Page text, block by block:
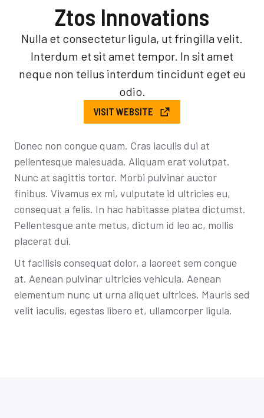
Ztos Innovations
Nulla et consectetur ligula, ut fringilla velit.
Interdum et sit amet tempor. In sit amet
neque non tellus interdum tincidunt eget eu
odio.
VISIT WEBSITE
Donec non congue quam. Cras iaculis dui at
pellentesque malesuada. Aliquam erat volutpat.
Nunc at sagittis tortor. Morbi pulvinar auctor
finibus. Vivamus ex mi, vulputate id ultricies eu,
consequat a felis. In hac habitasse platea dictumst.
Pellentesque ante metus, dictum id leo ac, mollis
placerat dui.
Ut facilisis consequat dolor, a laoreet sem congue
at. Aenean pulvinar ultricies vehicula. Aenean
elementum nunc ut urna aliquet ultrices. Mauris sed
velit iaculis, egestas libero et, ullamcorper ligula.